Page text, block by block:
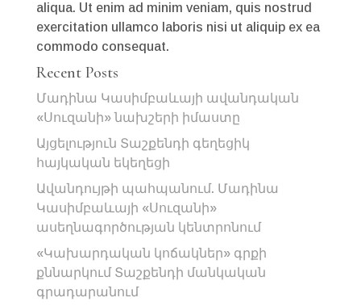
aliqua. Ut enim ad minim veniam, quis nostrud
exercitation ullamco laboris nisi ut aliquip ex ea
commodo consequat.
Recent Posts
Մադինա Կասիմբաևայի ավանդական
«Սուզանի» նախշերի իմաստը
Այցելություն Տաշքենդի գեղեցիկ
հայկական եկեղեցի
Ավանդույթի պահպանում. Մադինա
Կասիմբաևայի «Սուզանի»
ասեղնագործության կենտրոնում
«Կախարդական կոճակներ» գրքի
քննարկում Տաշքենդի մանկական
գրադարանում